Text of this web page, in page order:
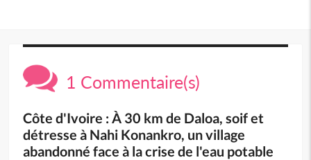
1 Commentaire(s)
Côte d'Ivoire : À 30 km de Daloa, soif et
détresse à Nahi Konankro, un village
abandonné face à la crise de l'eau potable